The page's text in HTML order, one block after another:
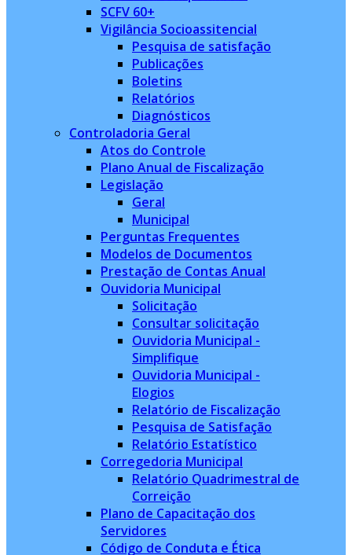
SCFV 60+
Vigilância Socioassitencial
Pesquisa de satisfação
Publicações
Boletins
Relatórios
Diagnósticos
Controladoria Geral
Atos do Controle
Plano Anual de Fiscalização
Legislação
Geral
Municipal
Perguntas Frequentes
Modelos de Documentos
Prestação de Contas Anual
Ouvidoria Municipal
Solicitação
Consultar solicitação
Ouvidoria Municipal -
Simplifique
Ouvidoria Municipal -
Elogios
Relatório de Fiscalização
Pesquisa de Satisfação
Relatório Estatístico
Corregedoria Municipal
Relatório Quadrimestral de
Correição
Plano de Capacitação dos
Servidores
Código de Conduta e Ética